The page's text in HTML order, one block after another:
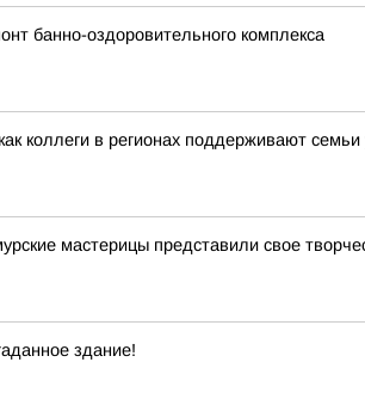
банно-оздоровительного комплекса
коллеги в регионах поддерживают
мастерицы представили свое
здание!